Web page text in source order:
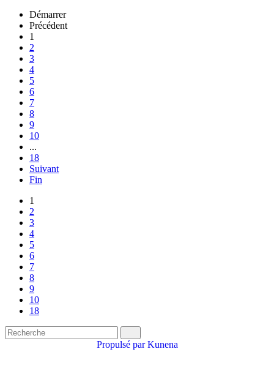
Démarrer
Précédent
1
2
3
4
5
6
7
8
9
10
...
18
Suivant
Fin
1
2
3
4
5
6
7
8
9
10
18
Propulsé parKunena